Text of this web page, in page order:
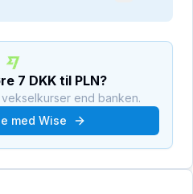
7 DKK til PLN?
end banken.
med Wise